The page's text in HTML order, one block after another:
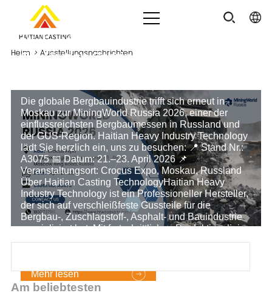
Heim > Ausstellungsnachrichten
MiningWorld Russland 2026 | Treffen
Sie Haitian Casting am Stand A3075
Die globale Bergbauindustrie trifft sich erneut in
Moskau zur MiningWorld Russia 2026, einer der
einflussreichsten Bergbaumessen in Russland und
der GUS-Region. Haitian Heavy Industry Technology
lädt Sie herzlich ein, uns zu besuchen: 📍 Stand Nr.:
A3075 📅 Datum: 21.–23. April 2026 📌
Veranstaltungsort: Crocus Expo, Moskau, Russland
Über Haitian Casting TechnologyHaitian Heavy
Industry Technology ist ein Professioneller Hersteller,
der sich auf verschleißfeste Gussteile für die
Bergbau-, Zuschlagstoff-, Asphalt- und Bauindustrie
spezialisiert hat. Mit fortschrittlichen Produktionslinien
und einem strengen Qualitätskontrollsystem bieten
Mehr lesen
Am beliebtesten